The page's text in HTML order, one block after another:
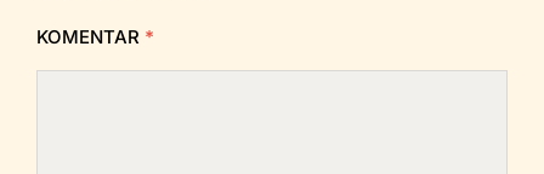
KOMENTAR *